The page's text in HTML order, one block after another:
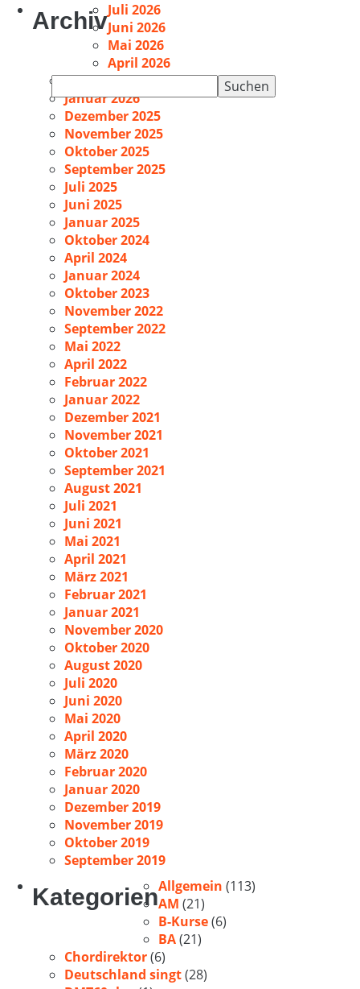
Suchen
nach:
ArchivJuli 2026
Juni 2026
Mai 2026
April 2026
Februar 2026
Januar 2026
Dezember 2025
November 2025
Oktober 2025
September 2025
Juli 2025
Juni 2025
Januar 2025
Oktober 2024
April 2024
Januar 2024
Oktober 2023
November 2022
September 2022
Mai 2022
April 2022
Februar 2022
Januar 2022
Dezember 2021
November 2021
Oktober 2021
September 2021
August 2021
Juli 2021
Juni 2021
Mai 2021
April 2021
März 2021
Februar 2021
Januar 2021
November 2020
Oktober 2020
August 2020
Juli 2020
Juni 2020
Mai 2020
April 2020
März 2020
Februar 2020
Januar 2020
Dezember 2019
November 2019
Oktober 2019
September 2019
KategorienAllgemein (113)
AM (21)
B-Kurse(6)
BA(21)
Chordirektor(6)
Deutschland singt(28)